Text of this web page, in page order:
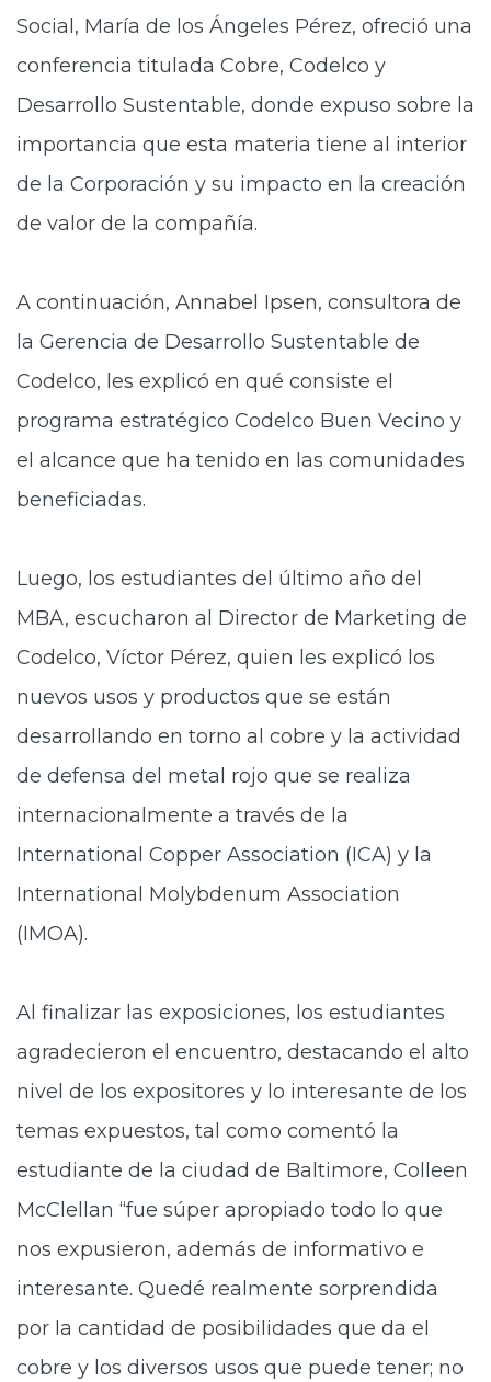
Social, María de los Ángeles Pérez, ofreció una
conferencia titulada Cobre, Codelco y
Desarrollo Sustentable, donde expuso sobre la
importancia que esta materia tiene al interior
de la Corporación y su impacto en la creación
de valor de la compañía.
A continuación, Annabel Ipsen, consultora de
la Gerencia de Desarrollo Sustentable de
Codelco, les explicó en qué consiste el
programa estratégico Codelco Buen Vecino y
el alcance que ha tenido en las comunidades
beneficiadas.
Luego, los estudiantes del último año del
MBA, escucharon al Director de Marketing de
Codelco, Víctor Pérez, quien les explicó los
nuevos usos y productos que se están
desarrollando en torno al cobre y la actividad
de defensa del metal rojo que se realiza
internacionalmente a través de la
International Copper Association (ICA) y la
International Molybdenum Association
(IMOA).
Al finalizar las exposiciones, los estudiantes
agradecieron el encuentro, destacando el alto
nivel de los expositores y lo interesante de los
temas expuestos, tal como comentó la
estudiante de la ciudad de Baltimore, Colleen
McClellan “fue súper apropiado todo lo que
nos expusieron, además de informativo e
interesante. Quedé realmente sorprendida
por la cantidad de posibilidades que da el
cobre y los diversos usos que puede tener; no